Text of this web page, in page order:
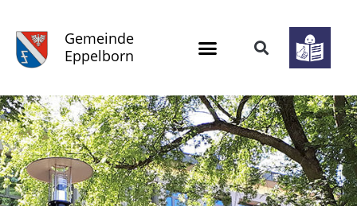
Gemeinde
Eppelborn